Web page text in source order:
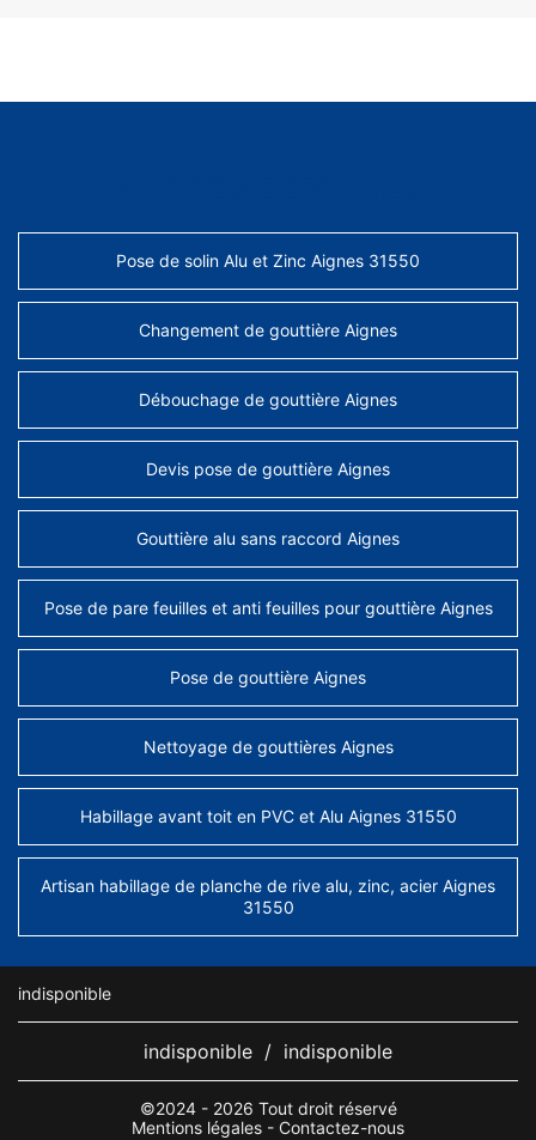
Pose de solin Alu et Zinc Aignes 31550
Changement de gouttière Aignes
Débouchage de gouttière Aignes
Devis pose de gouttière Aignes
Gouttière alu sans raccord Aignes
Pose de pare feuilles et anti feuilles pour gouttière Aignes
Pose de gouttière Aignes
Nettoyage de gouttières Aignes
Habillage avant toit en PVC et Alu Aignes 31550
Artisan habillage de planche de rive alu, zinc, acier Aignes
31550
indisponible
indisponible / indisponible
©2024 - 2026 Tout droit réservé
Mentions légales - Contactez-nous